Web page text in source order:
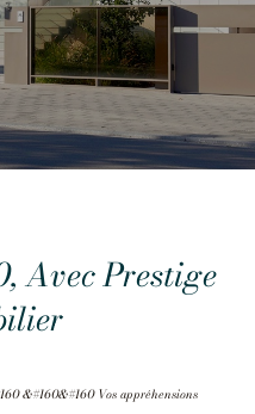
Avec Prestige
&#160&#160 Vos appréhensions